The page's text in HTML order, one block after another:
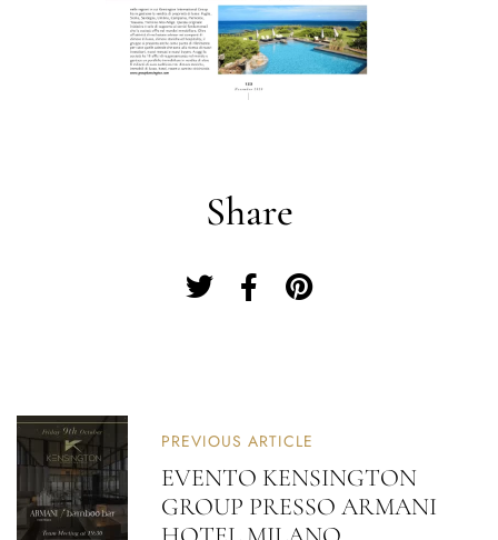
Share
PREVIOUS ARTICLE
EVENTO KENSINGTON
GROUP PRESSO ARMANI